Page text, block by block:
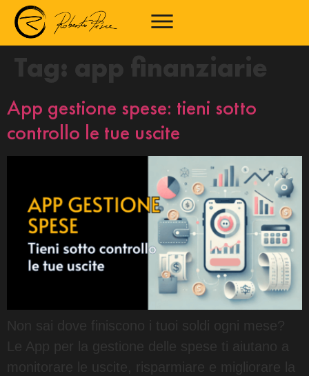
Tag: app finanziarie
App gestione spese: tieni sotto
controllo le tue uscite
Non sai dove finiscono i tuoi soldi ogni mese?
Le App per la gestione delle spese ti aiutano a
monitorare le uscite, risparmiare e migliorare la